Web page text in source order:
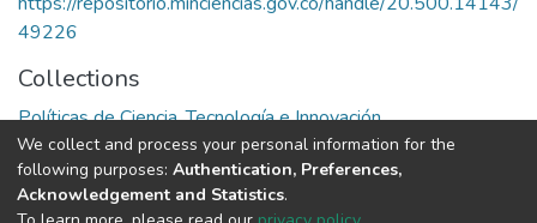
49226
Collections
Políticas de Ciencia, Tecnología e Innovación
Full item page
We collect and process your personal information for the
following purposes: Authentication, Preferences,
Acknowledgement and Statistics.